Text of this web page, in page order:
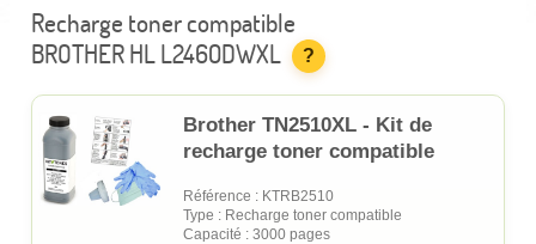
Recharge toner compatible
BROTHER HL L2460DWXL
?
Brother TN2510XL - Kit de
recharge toner compatible
Référence : KTRB2510
Type : Recharge toner compatible
Capacité : 3000 pages